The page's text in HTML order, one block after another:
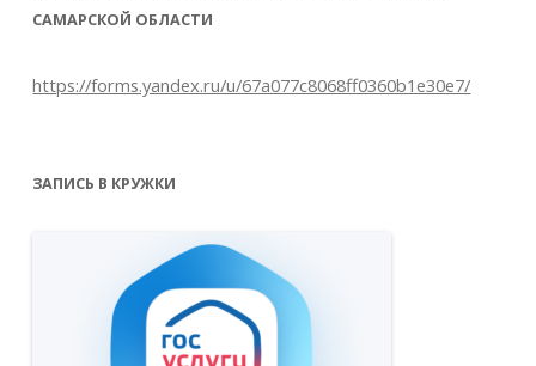
САМАРСКОЙ ОБЛАСТИ
https://forms.yandex.ru/u/67a077c8068ff0360b1e30e7/
ЗАПИСЬ В КРУЖКИ